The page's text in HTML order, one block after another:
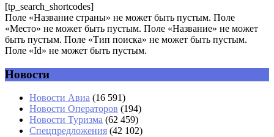
Имя *
Email*
[tp_search_shortcodes]
Поле «Название страны» не может быть пустым. Поле
«Место» не может быть пустым. Поле «Название» не может
быть пустым. Поле «Тип поиска» не может быть пустым.
Поле «Id» не может быть пустым.
Новости
Новости Авиа (16 591)
Новости Операторов (194)
Новости Туризма (62 459)
Спецпредложения (42 102)